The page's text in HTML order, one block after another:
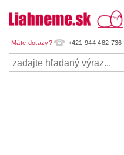
+421 944 482 736